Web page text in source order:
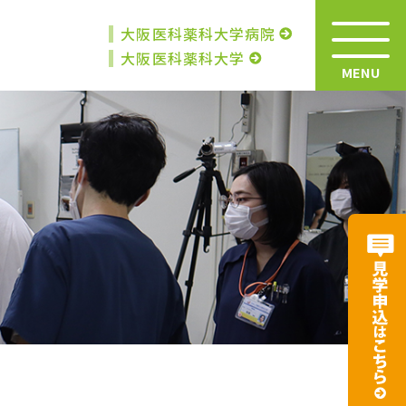
大阪医科薬科大学病院
大阪医科薬科大学
MENU